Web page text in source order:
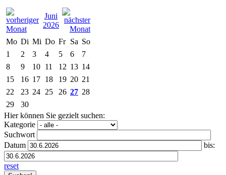
Juni
2026
Mo Di Mi Do Fr Sa So
1
2 3 4 5 6
7
8
9 10 11 12 13 14
15
16 17 18 19 20 21
22
23 24 25 26 27 28
29
30
Hier können Sie gezielt suchen:
Kategorie
Suchwort
Datum
bis:
reset